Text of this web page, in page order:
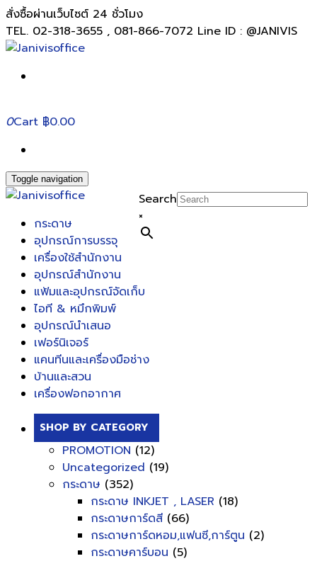
สั่งซื้อผ่านเว็บไซต์ 24 ชั่วโมง
TEL. 02-318-3655 , 081-866-7072 Line ID : @JANIVIS
0Cart ฿0.00
Toggle navigation
Search
×
กระดาษ
อุปกรณ์การบรรจุ
เครื่องใช้สำนักงาน
อุปกรณ์สำนักงาน
แฟ้มและอุปกรณ์จัดเก็บ
ไอที & หมึกพิมพ์
อุปกรณ์นำเสนอ
เฟอร์นิเจอร์
แคนทีนและเครื่องมือช่าง
บ้านและสวน
เครื่องฟอกอากาศ
SHOP BY CATEGORY
PROMOTION (12)
Uncategorized (19)
กระดาษ (352)
กระดาษ INKJET , LASER (18)
กระดาษการ์ดสี (66)
กระดาษการ์ดหอม,แฟนซี,การ์ตูน (2)
กระดาษคาร์บอน (5)